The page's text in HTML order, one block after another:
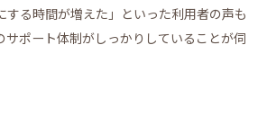
する時間が増えた」といった利用者の声も
サポート体制がしっかりしていることが伺